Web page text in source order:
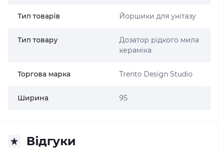
Тип товарів Йоршики для унітазу
Тип товару
Дозатор рідкого мила
кераміка
Торгова марка Trento Design Studio
Ширина 95
Відгуки